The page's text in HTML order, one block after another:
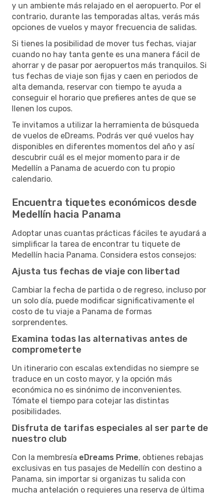
y un ambiente más relajado en el aeropuerto. Por el
contrario, durante las temporadas altas, verás más
opciones de vuelos y mayor frecuencia de salidas.
Si tienes la posibilidad de mover tus fechas, viajar
cuando no hay tanta gente es una manera fácil de
ahorrar y de pasar por aeropuertos más tranquilos. Si
tus fechas de viaje son fijas y caen en periodos de
alta demanda, reservar con tiempo te ayuda a
conseguir el horario que prefieres antes de que se
llenen los cupos.
Te invitamos a utilizar la herramienta de búsqueda
de vuelos de eDreams. Podrás ver qué vuelos hay
disponibles en diferentes momentos del año y así
descubrir cuál es el mejor momento para ir de
Medellín a Panama de acuerdo con tu propio
calendario.
Encuentra tiquetes económicos desde
Medellín hacia Panama
Adoptar unas cuantas prácticas fáciles te ayudará a
simplificar la tarea de encontrar tu tiquete de
Medellín hacia Panama. Considera estos consejos:
Ajusta tus fechas de viaje con libertad
Cambiar la fecha de partida o de regreso, incluso por
un solo día, puede modificar significativamente el
costo de tu viaje a Panama de formas
sorprendentes.
Examina todas las alternativas antes de
comprometerte
Un itinerario con escalas extendidas no siempre se
traduce en un costo mayor, y la opción más
económica no es sinónimo de inconvenientes.
Tómate el tiempo para cotejar las distintas
posibilidades.
Disfruta de tarifas especiales al ser parte de
nuestro club
Con la membresía eDreams Prime, obtienes rebajas
exclusivas en tus pasajes de Medellín con destino a
Panama, sin importar si organizas tu salida con
mucha antelación o requieres una reserva de última